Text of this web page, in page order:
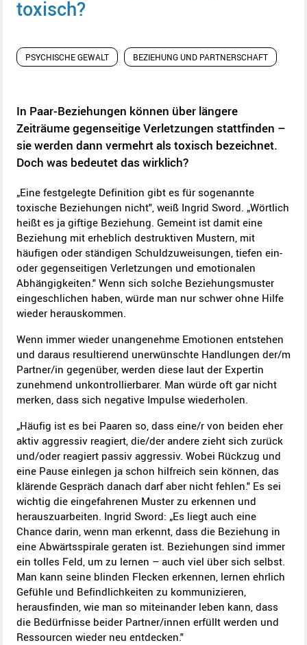
toxisch?
PSYCHISCHE GEWALT BEZIEHUNG UND PARTNERSCHAFT
In Paar-Beziehungen können über längere
Zeiträume gegenseitige Verletzungen stattfinden –
sie werden dann vermehrt als toxisch bezeichnet.
Doch was bedeutet das wirklich?
„Eine festgelegte Definition gibt es für sogenannte
toxische Beziehungen nicht", weiß Ingrid Sword. „Wörtlich
heißt es ja giftige Beziehung. Gemeint ist damit eine
Beziehung mit erheblich destruktiven Mustern, mit
häufigen oder ständigen Schuldzuweisungen, tiefen ein-
oder gegenseitigen Verletzungen und emotionalen
Abhängigkeiten." Wenn sich solche Beziehungsmuster
eingeschlichen haben, würde man nur schwer ohne Hilfe
wieder herauskommen.
Wenn immer wieder unangenehme Emotionen entstehen
und daraus resultierend unerwünschte Handlungen der/m
Partner/in gegenüber, werden diese laut der Expertin
zunehmend unkontrollierbarer. Man würde oft gar nicht
merken, dass sich negative Impulse wiederholen.
„Häufig ist es bei Paaren so, dass eine/r von beiden eher
aktiv aggressiv reagiert, die/der andere zieht sich zurück
und/oder reagiert passiv aggressiv. Wobei Rückzug und
eine Pause einlegen ja schon hilfreich sein können, das
klärende Gespräch danach darf aber nicht fehlen." Es sei
wichtig die eingefahrenen Muster zu erkennen und
herauszuarbeiten. Ingrid Sword: „Es liegt auch eine
Chance darin, wenn man erkennt, dass die Beziehung in
eine Abwärtsspirale geraten ist. Beziehungen sind immer
ein tolles Feld, um zu lernen – auch viel über sich selbst.
Man kann seine blinden Flecken erkennen, lernen ehrlich
Gefühle und Befindlichkeiten zu kommunizieren,
herausfinden, wie man so miteinander leben kann, dass
die Bedürfnisse beider Partner/innen erfüllt werden und
Ressourcen wieder neu entdecken."